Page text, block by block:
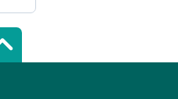
Scroll top of